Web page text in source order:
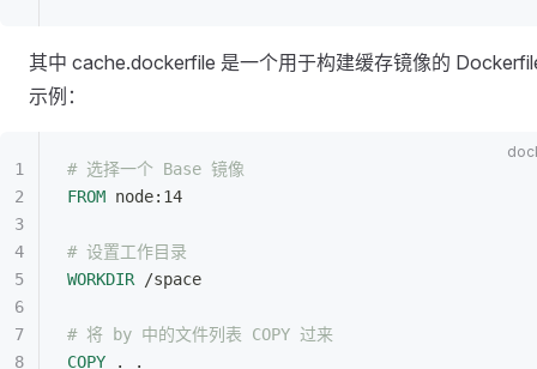
其中 cache.dockerfile 是一个用于构建缓存镜像的
示例：
# 选择一个 Base 镜像
FROM node:14
# 设置工作目录
WORKDIR /space
# 将 by 中的文件列表 COPY 过来
COPY . .